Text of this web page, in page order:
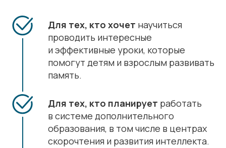
Для тех, кто хочет научиться
проводить интересные
и эффективные уроки, которые
помогут детям и взрослым развивать
память.
Для тех, кто планирует работать
в системе дополнительного
образования, в том числе в центрах
скорочтения и развития интеллекта.